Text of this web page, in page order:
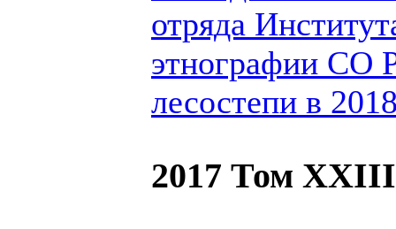
отряда
этнографии СО
лесостепи в
2017 Том XXIII